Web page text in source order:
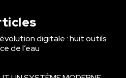
digitale : huit outils
de l’eau